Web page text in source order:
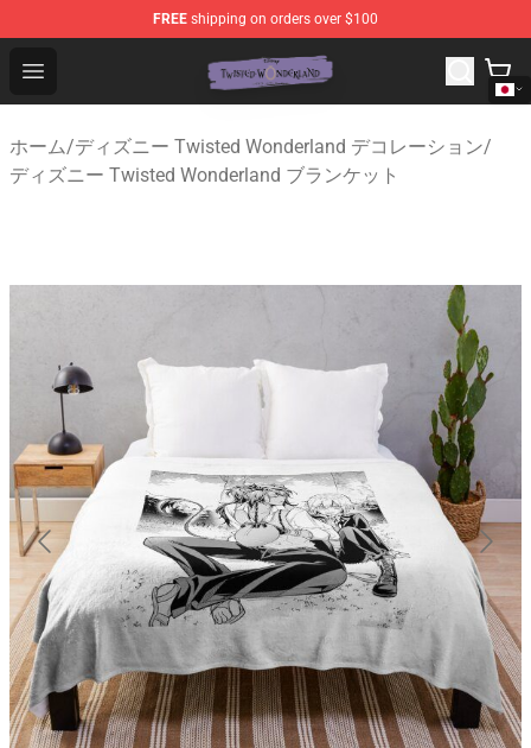
FREE shipping on orders over $100
Open menu
Twisted Wonderland Store - Official Twisted
ホーム/ディズニー Twisted Wonderland デコレーション/
ディズニー Twisted Wonderland ブランケット